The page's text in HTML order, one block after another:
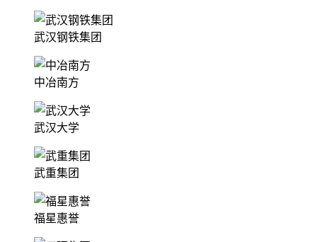
武汉钢铁集团
中冶南方
武汉大学
武重集团
福星惠誉